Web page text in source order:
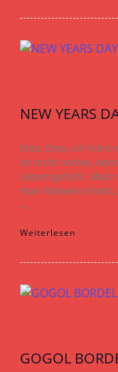
NEW YEARS
Emo, Emo, ich höre
ist nicht vorbei,
Lebensgefühl. Man
man Rotwein trinkt
–…
Weiterlesen
GOGOL